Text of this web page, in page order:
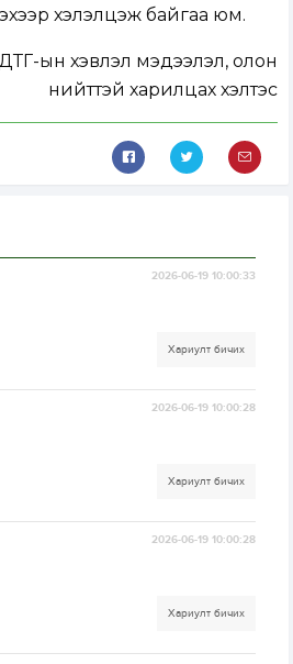
хэлэлцэж байгаа юм.
ын хэвлэл мэдээлэл, олон
нийттэй харилцах хэлтэс
2026-06-19 10:00:33
Хариулт бичих
2026-06-19 10:00:28
Хариулт бичих
2026-06-19 10:00:28
Хариулт бичих